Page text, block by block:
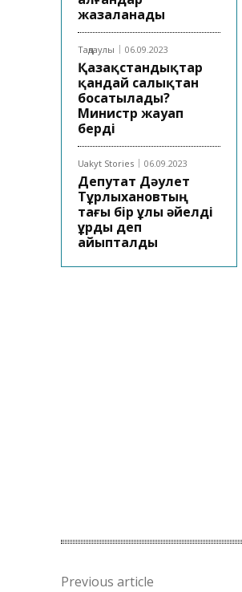
жазаланады
Таңдаулы 06.09.2023
Қазақстандықтар
қандай салықтан
босатылады?
Министр жауап
берді
Uakyt Stories 06.09.2023
Депутат Дәулет
Тұрлыхановтың
тағы бір ұлы әйелді
ұрды деп
айыпталды
Previous article